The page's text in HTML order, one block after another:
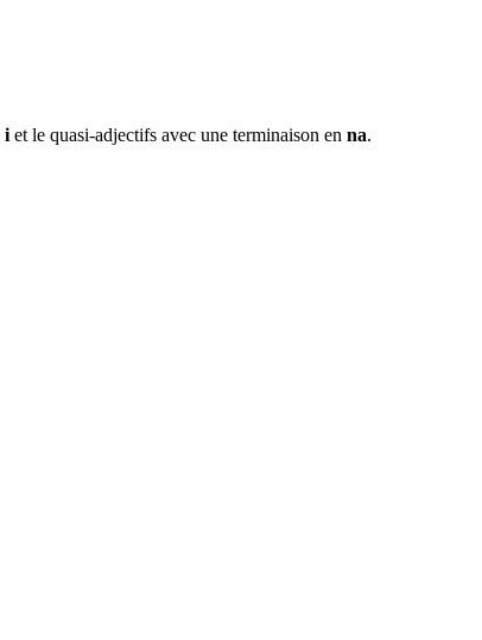
i et le quasi-adjectifs avec une terminaison en na.